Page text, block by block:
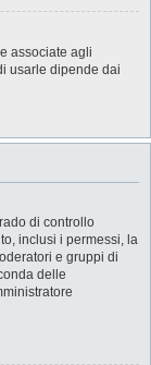
associate agli
usarle dipende dai
di controllo
inclusi i permessi, la
e gruppi di
delle